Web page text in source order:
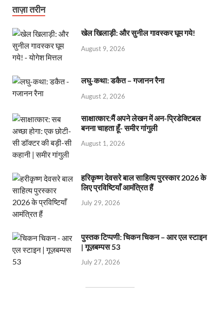
ताज़ा तरीन
खेल खिलाड़ी: और सुनील गावस्कर घूम गये!
August 9, 2026
लघु-कथा: डकैत – गजानन रैना
August 2, 2026
साक्षात्कार:मैं अपने लेखन में अन-प्रिडेक्टिबल
बनना चाहता हूँ- समीर गांगुली
August 1, 2026
हरिकृष्ण देवसरे बाल साहित्य पुरस्कार 2026 के
लिए प्रविष्टियाँ आमंत्रित हैं
July 29, 2026
पुस्तक टिप्पणी: चिकन चिकन – आर एल स्टाइन
| गूज़बम्पस 53
July 27, 2026